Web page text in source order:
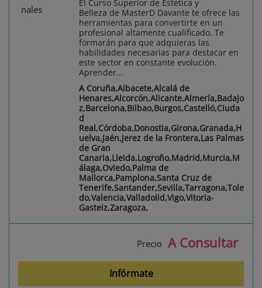
El Curso Superior de Estética y
Belleza de MasterD Davante te ofrece las
herramientas para convertirte en un
profesional altamente cualificado. Te
formarán para que adquieras las
habilidades necesarias para destacar en
este sector en constante evolución.
Aprender...
A Coruña,Albacete,Alcalá de
Henares,Alcorcón,Alicante,Almería,Badajo
z,Barcelona,Bilbao,Burgos,Castelló,Ciuda
d
Real,Córdoba,Donostia,Girona,Granada,H
uelva,Jaén,Jerez de la Frontera,Las Palmas
de Gran
Canaria,Lleida,Logroño,Madrid,Murcia,M
álaga,Oviedo,Palma de
Mallorca,Pamplona,Santa Cruz de
Tenerife,Santander,Sevilla,Tarragona,Tole
do,Valencia,Valladolid,Vigo,Vitoria-
Gasteiz,Zaragoza,
Precio A Consultar
Infórmate